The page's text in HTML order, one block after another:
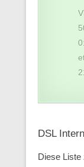
0:
DSL
Diese Liste